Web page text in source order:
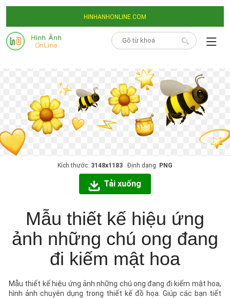
HINHANHONLINE.COM
Kích thước: 3148x1183 Định dạng: PNG
Tải xuống
Mẫu thiết kế hiệu ứng
ảnh những chú ong đang
đi kiếm mật hoa
Mẫu thiết kế hiệu ứng ảnh những chú ong đang đi kiếm mật hoa,
hình ảnh chuyên dụng trong thiết kế đồ họa. Giúp các bạn tiết